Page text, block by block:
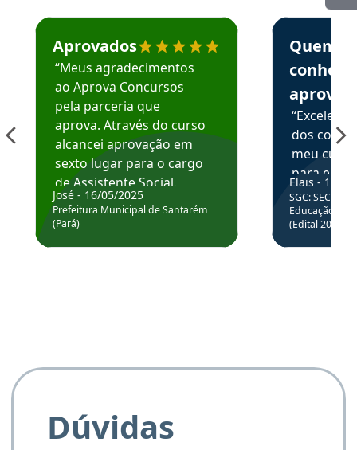
Estudante José recomenda o Aprova Concursos em
Aprovados
“Meus agradecimentos
ao Aprova Concursos
pela parceria que
aprova. Através do curso
alcancei aprovação em
sexto lugar para o cargo
de Assistente Social.
Hoje estou atuando na
Prefeitura de Santarém.
José - 16/05/2025
Prefeitura Municipal de Santarém
(Pará)
Estudante
Quem
aprova
dos
meu
para
colocar
através
de
Elais - 15/
SGC: SEC BA
Educação
(Edital
Dúvidas